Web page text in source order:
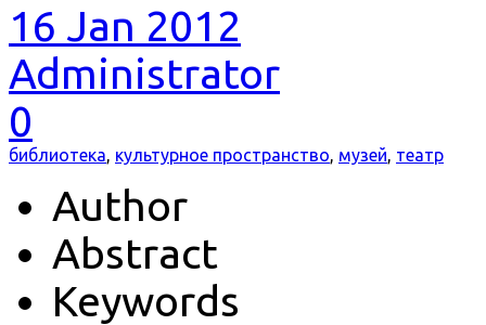
16 Jan 2012
Administrator
0
библиотека, культурное пространство, музей, театр
Author
Abstract
Keywords